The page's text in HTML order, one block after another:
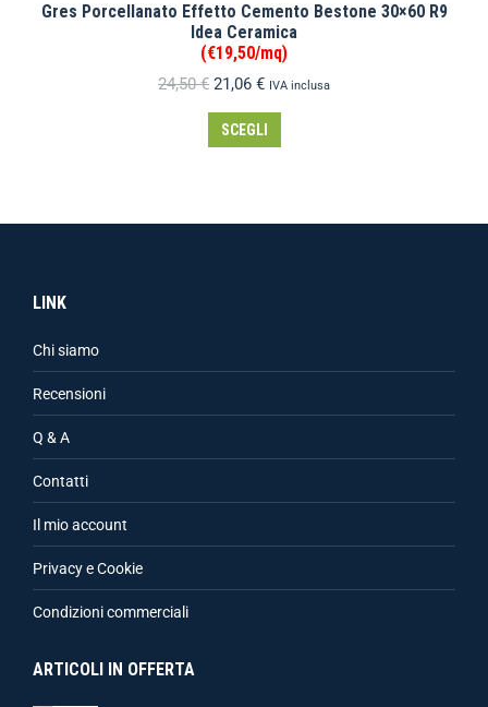
Gres Porcellanato Effetto Cemento Bestone 30×60 R9
Idea Ceramica
(€19,50/mq)
24,50€ 21,06 € IVA inclusa
SCEGLI
LINK
Chi siamo
Recensioni
Q & A
Contatti
Il mio account
Privacy e Cookie
Condizioni commerciali
ARTICOLI IN OFFERTA